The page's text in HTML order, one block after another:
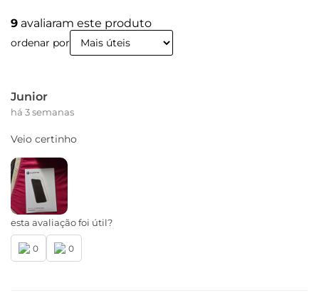
9 avaliaram este produto
ordenar por
Junior
há 3 semanas
Veio certinho
esta avaliação foi útil?
0 0